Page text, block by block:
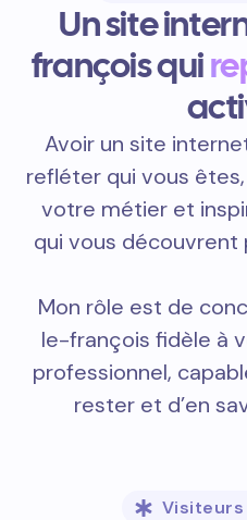
Un site
françois qui
Avoir un site
refléter qui vous
votre métier et
qui vous découvrent
Mon rôle est de
le-françois fidèle à
professionnel,
rester et d’en